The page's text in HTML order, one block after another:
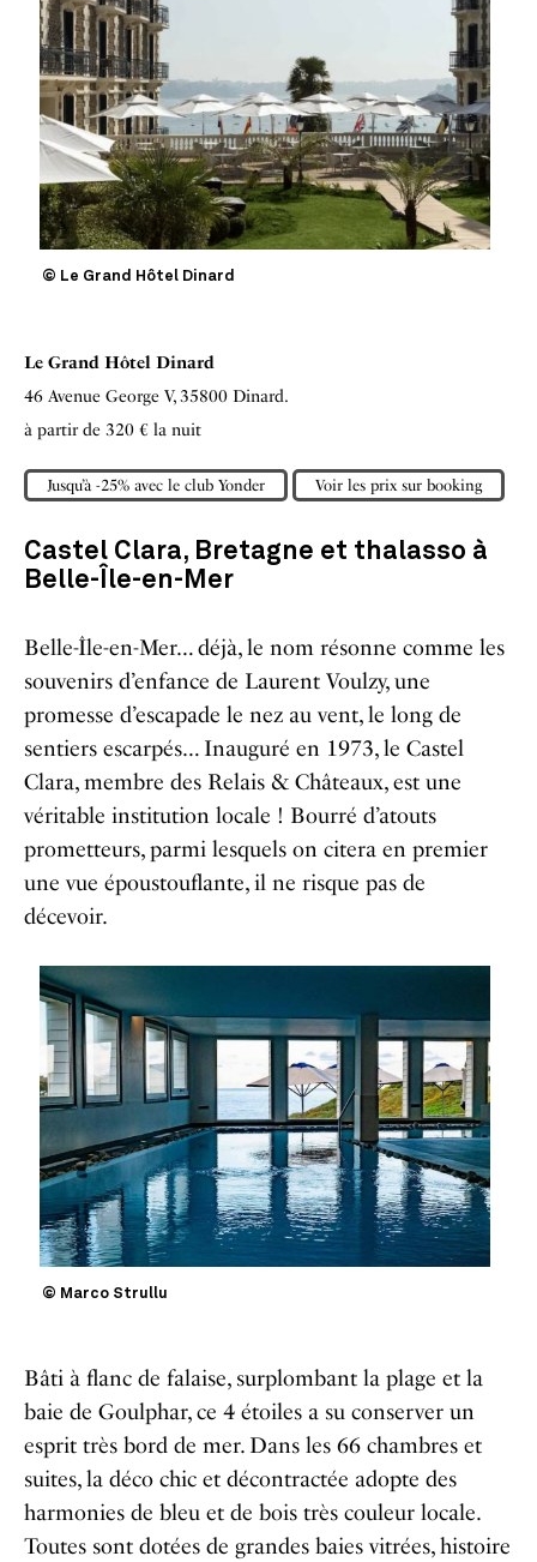
© Le Grand Hôtel Dinard
Le Grand Hôtel Dinard
46 Avenue George V, 35800 Dinard.
à partir de 320 € la nuit
Jusqu’à -25% avec le club Yonder Voir les prix sur booking
Castel Clara, Bretagne et thalasso à
Belle-Île-en-Mer
Belle-Île-en-Mer… déjà, le nom résonne comme les
souvenirs d’enfance de Laurent Voulzy, une
promesse d’escapade le nez au vent, le long de
sentiers escarpés… Inauguré en 1973, le Castel
Clara, membre des Relais & Châteaux, est une
véritable institution locale ! Bourré d’atouts
prometteurs, parmi lesquels on citera en premier
une vue époustouflante, il ne risque pas de
décevoir.
© Marco Strullu
Bâti à flanc de falaise, surplombant la plage et la
baie de Goulphar, ce 4 étoiles a su conserver un
esprit très bord de mer. Dans les 66 chambres et
suites, la déco chic et décontractée adopte des
harmonies de bleu et de bois très couleur locale.
Toutes sont dotées de grandes baies vitrées, histoire